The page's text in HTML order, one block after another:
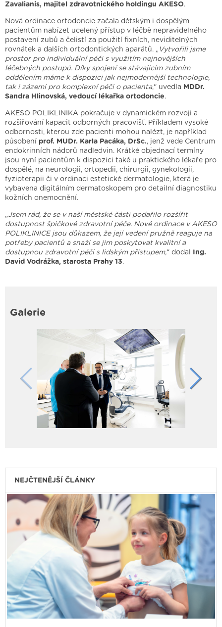
Zavalianis, majitel zdravotnického holdingu AKESO.
Nová ordinace ortodoncie začala dětským i dospělým
pacientům nabízet ucelený přístup v léčbě nepravidelného
postavení zubů a čelistí za použití fixních, neviditelných
rovnátek a dalších ortodontických aparátů. „ Vytvořili jsme
prostor pro individuální péči s využitím nejnovějších
léčebných postupů. Díky spojení se stávajícím zubním
oddělením máme k dispozici jak nejmodernější technologie,
tak i zázemí pro komplexní péči o pacienta,“ uvedla MDDr.
Sandra Hlinovská, vedoucí lékařka ortodoncie.
AKESO POLIKLINIKA pokračuje v dynamickém rozvoji a
rozšiřování kapacit odborných pracovišť. Příkladem vysoké
odbornosti, kterou zde pacienti mohou nalézt, je například
působení prof. MUDr. Karla Pacáka, DrSc., jenž vede Centrum
endokrinních nádorů nadledvin. Krátké objednací termíny
jsou nyní pacientům k dispozici také u praktického lékaře pro
dospělé, na neurologii, ortopedii, chirurgii, gynekologii,
fyzioterapii či v ordinaci estetické dermatologie, která je
vybavena digitálním dermatoskopem pro detailní diagnostiku
kožních onemocnění.
„Jsem rád, že se v naší městské části podařilo rozšířit
dostupnost špičkové zdravotní péče. Nové ordinace v AKESO
POLIKLINICE jsou důkazem, že její vedení pružně reaguje na
potřeby pacientů a snaží se jim poskytovat kvalitní a
dostupnou zdravotní péči s lidským přístupem,“ dodal Ing.
David Vodrážka, starosta Prahy 13.
Galerie
NEJČTENĚJŠÍ ČLÁNKY